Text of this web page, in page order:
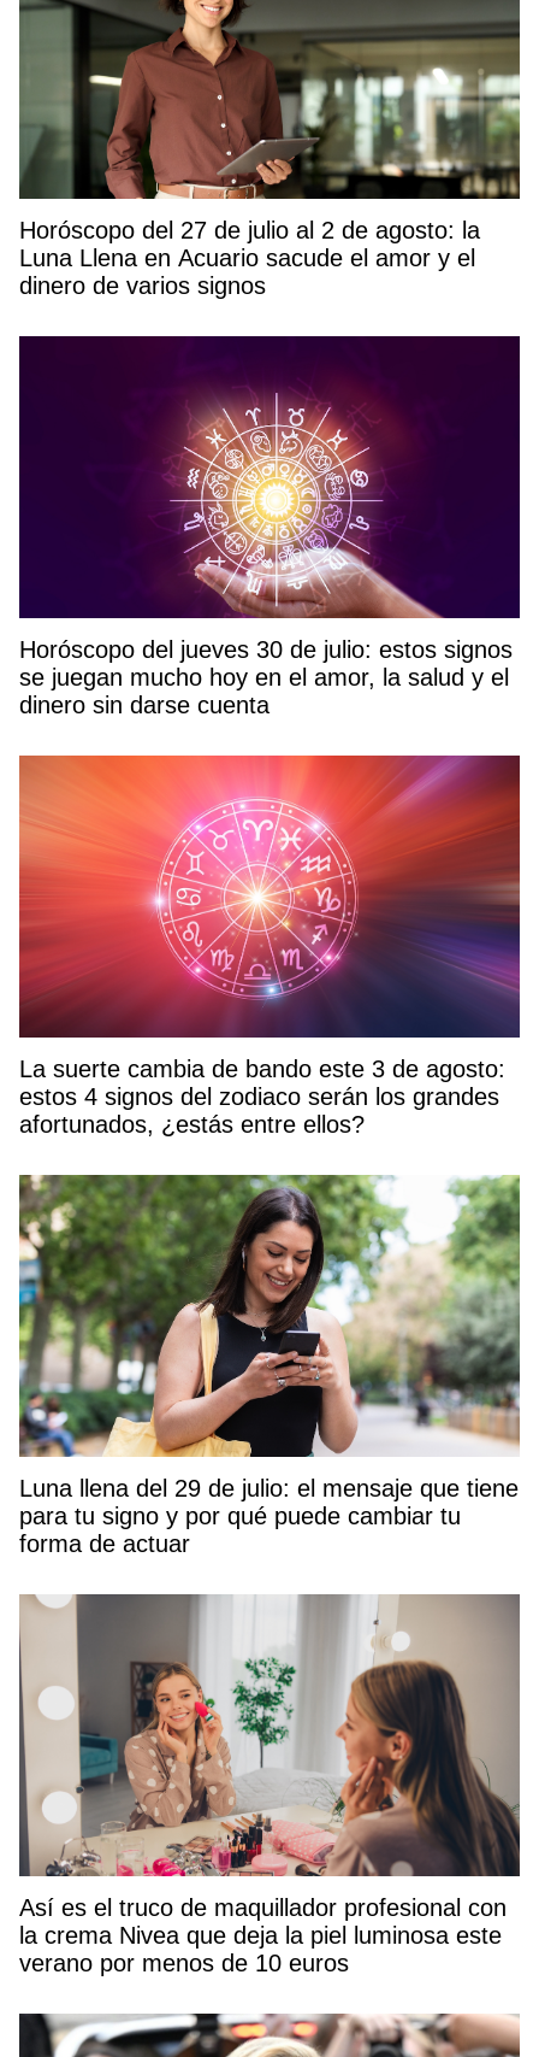
Horóscopo del 27 de julio al 2 de agosto: la
Luna Llena en Acuario sacude el amor y el
dinero de varios signos
Horóscopo del jueves 30 de julio: estos signos
se juegan mucho hoy en el amor, la salud y el
dinero sin darse cuenta
La suerte cambia de bando este 3 de agosto:
estos 4 signos del zodiaco serán los grandes
afortunados, ¿estás entre ellos?
Luna llena del 29 de julio: el mensaje que tiene
para tu signo y por qué puede cambiar tu
forma de actuar
Así es el truco de maquillador profesional con
la crema Nivea que deja la piel luminosa este
verano por menos de 10 euros